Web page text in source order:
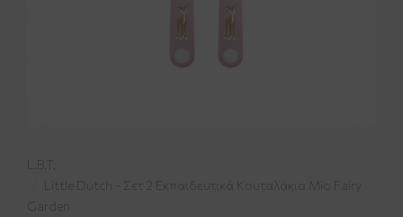
L.B.T.
Little Dutch - Σετ 2 Εκπαιδευτικά Κουταλάκια Mio Fairy
Garden